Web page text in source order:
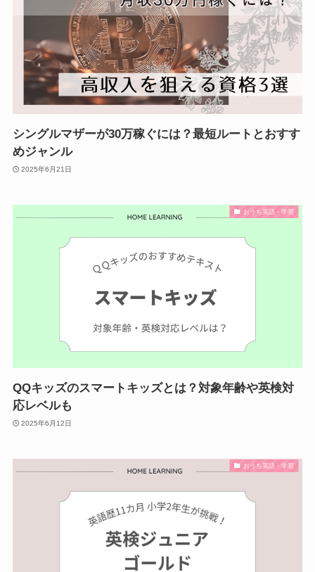
シングルマザーが30万稼ぐには？最短ルートとおすす
めジャンル
2025年6月21日
おうち英語・学習
QQキッズのスマートキッズとは？対象年齢や英検対
応レベルも
2025年6月12日
おうち英語・学習